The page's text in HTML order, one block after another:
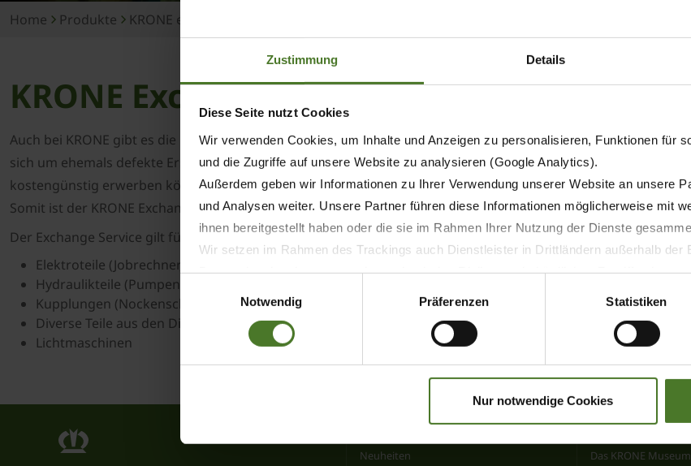
Zustimmung Details
Diese Seite nutzt Cookies
Wir verwenden Cookies, um Inhalte und Anzeigen zu personalisieren, Funktionen für
und die Zugriffe auf unsere Website zu analysieren (Google Analytics).
Außerdem geben wir Informationen zu Ihrer Verwendung unserer Website an unsere
und Analysen weiter. Unsere Partner führen diese Informationen möglicherweise mit
ihnen bereitgestellt haben oder die sie im Rahmen Ihrer Nutzung der Dienste
Wir setzen im Rahmen des Trackings auch Dienstleister in Drittländern außerhalb der
Datenschutzbestimmungen ein, wodurch das Risiko von behördlichen Zugriffen bzw.
Impressum
Notwendig
Präferenzen Statistiken
Nur notwendige Cookies
Home Produkte KRONE excellent Parts
KRONE Exchange Service
Auch bei KRONE gibt es die Möglichkeit, fachmännisch überholte Maschinenteile zu erwerben. Hierbei handelt
sich um ehemals defekte Ersatzteile, die von KRONE wieder funktionsfähig aufbereitet wurden und die Sie
kostengünstig erwerben können. Ihr eingesandtes, defektes Teil nehmen wir dabei gegen Gutschrift in
Somit ist der KRONE Exchange Service eine kostengünstige Alternative zum Neuteil.
Der Exchange Service gilt für nahezu alle Maschinenbereiche:
Elektroteile (Jobrechner, Displays, ...)
Hydraulikteile (Pumpen, Motoren,...)
Kupplungen (Nockenschaltkupplungen, ...)
Diverse Teile aus den Dieselmotoren
Lichtmaschinen
Neuheiten
Das KRONE Museum